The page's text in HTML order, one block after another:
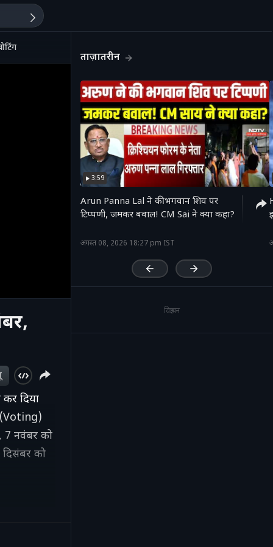
दिया
(Voting)
7 नवंबर को
को
ताज़ातरीन
3:59
Arun Panna Lal ने की भगवान शिव पर
टिप्पणी, जमकर बवाल! CM Sai ने क्या कहा?
अगस्त 08, 2026 18:27 pm IST
विज्ञापन